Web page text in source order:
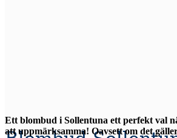
Ett blombud i Sollentuna ett perfekt val
att uppmärksamma! Oavsett om det